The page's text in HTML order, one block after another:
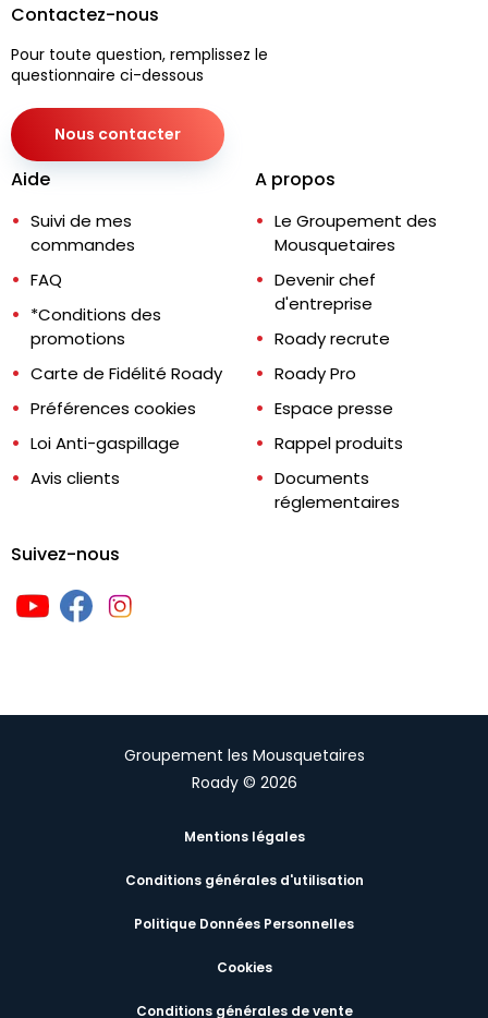
Contactez-nous
Pour toute question, remplissez le
questionnaire ci-dessous
Nous contacter
Aide
Suivi de mes
commandes
FAQ
*Conditions des
promotions
Carte de Fidélité Roady
Préférences cookies
Loi Anti-gaspillage
Avis clients
A propos
Le Groupement des
Mousquetaires
Devenir chef
d'entreprise
Roady recrute
Roady Pro
Espace presse
Rappel produits
Documents
réglementaires
Suivez-nous
Groupement les Mousquetaires
Roady © 2026
Mentions légales
Conditions générales d'utilisation
Politique Données Personnelles
Cookies
Conditions générales de vente